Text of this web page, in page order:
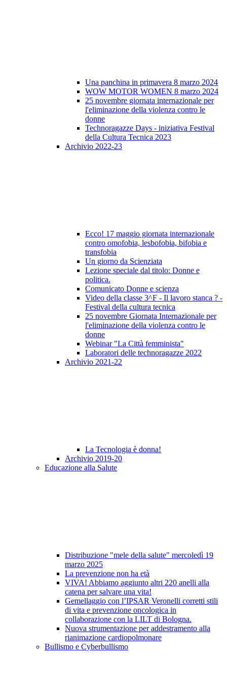
Una panchina in primavera 8 marzo 2024
WOW MOTOR WOMEN 8 marzo 2024
25 novembre giornata internazionale per
l'eliminazione della violenza contro le
donne
Technoragazze Days - iniziativa Festival
della Cultura Tecnica 2023
Archivio 2022-23
Ecco! 17 maggio giornata internazionale
contro omofobia, lesbofobia, bifobia e
transfobia
Un giorno da Scienziata
Lezione speciale dal titolo: Donne e
politica.
Comunicato Donne e scienza
Video della classe 3^F - Il lavoro stanca ? -
Festival della cultura tecnica
25 novembre Giornata Internazionale per
l'eliminazione della violenza contro le
donne
Webinar "La Città femminista"
Laboratori delle technoragazze 2022
Archivio 2021-22
La Tecnologia è donna!
Archivio 2019-20
Educazione alla Salute
Distribuzione "mele della salute" mercoledì 19
marzo 2025
La prevenzione non ha età
VIVA! Abbiamo aggiunto altri 220 anelli alla
catena per salvare una vita!
Gemellaggio con l’IPSAR Veronelli corretti stili
di vita e prevenzione oncologica in
collaborazione con la LILT di Bologna.
Nuova strumentazione per addestramento alla
rianimazione cardiopolmonare
Bullismo e Cyberbullismo